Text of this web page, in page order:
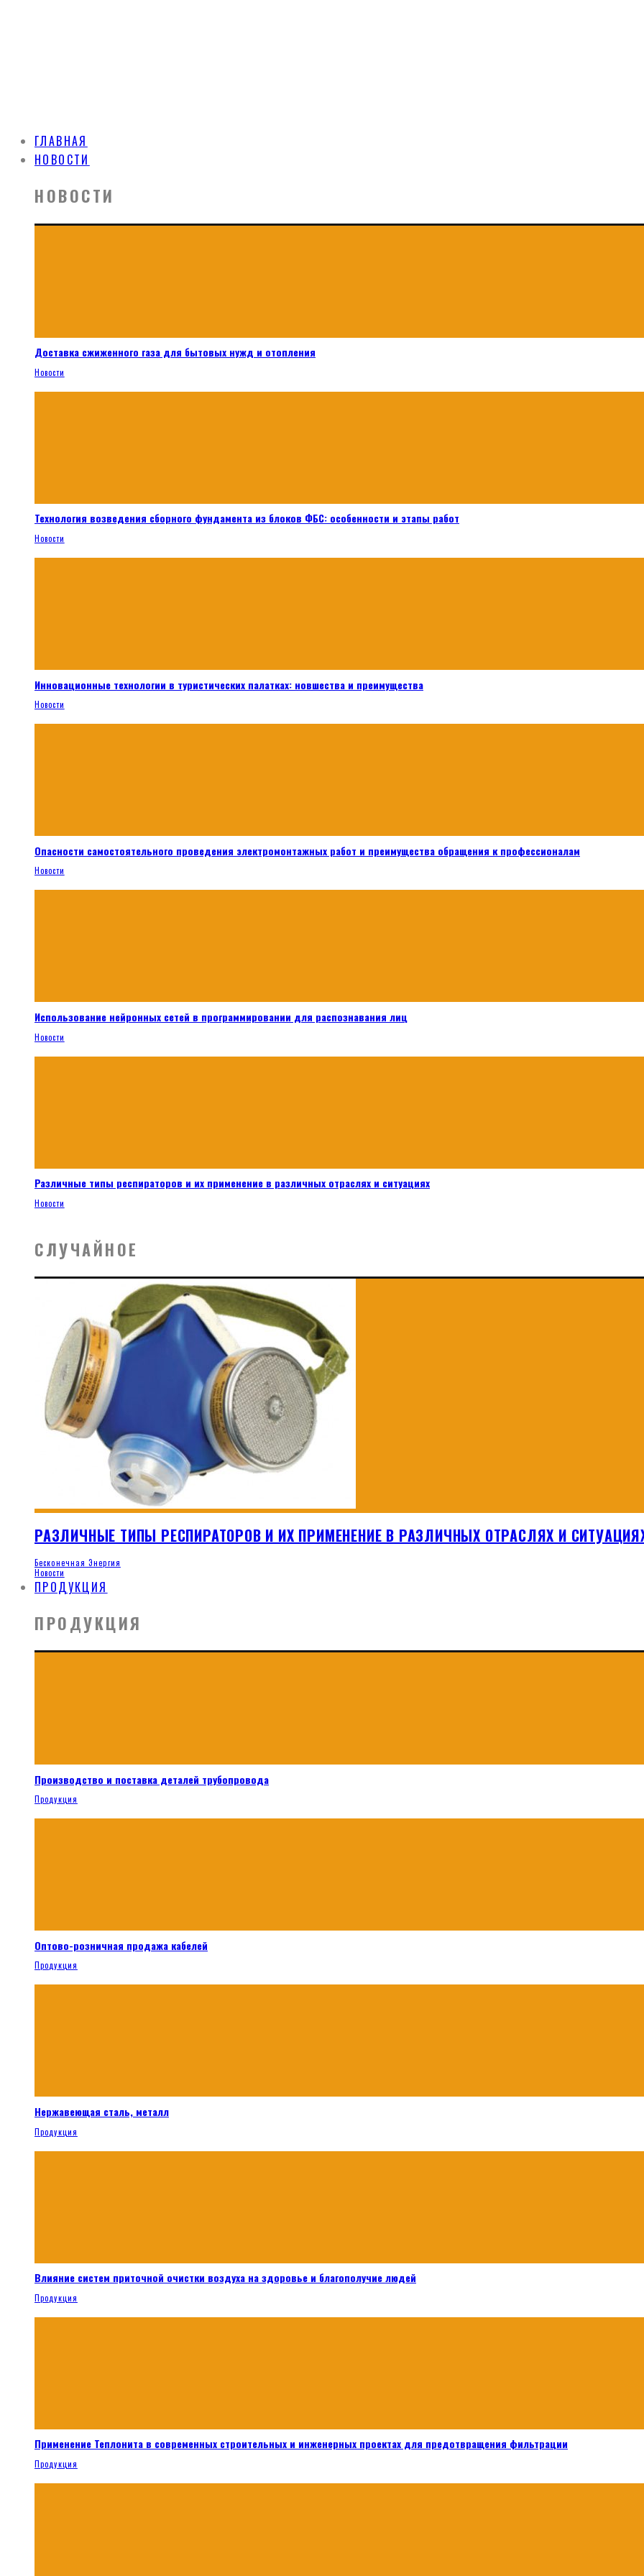
ГЛАВНАЯ
НОВОСТИ
НОВОСТИ
Доставка сжиженного газа для бытовых нужд и отопления
Новости
Технология возведения сборного фундамента из блоков ФБС: особенности и этапы работ
Новости
Инновационные технологии в туристических палатках: новшества и преимущества
Новости
Опасности самостоятельного проведения электромонтажных работ и преимущества обращения к профессионалам
Новости
Использование нейронных сетей в программировании для распознавания лиц
Новости
Различные типы респираторов и их применение в различных отраслях и ситуациях
Новости
СЛУЧАЙНОЕ
РАЗЛИЧНЫЕ ТИПЫ РЕСПИРАТОРОВ И ИХ ПРИМЕНЕНИЕ В РАЗЛИЧНЫХ ОТРАСЛЯХ И
Бесконечная Энергия
Новости
ПРОДУКЦИЯ
ПРОДУКЦИЯ
Производство и поставка деталей трубопровода
Продукция
Оптово-розничная продажа кабелей
Продукция
Нержавеющая сталь, металл
Продукция
Влияние систем приточной очистки воздуха на здоровье и благополучие людей
Продукция
Применение Теплонита в современных строительных и инженерных проектах для предотвращения фильтрации
Продукция